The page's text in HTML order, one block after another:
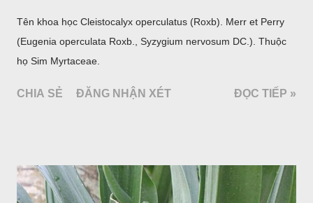
Tên khoa học Cleistocalyx operculatus (Roxb). Merr et Perry
(Eugenia operculata Roxb., Syzygium nervosum DC.). Thuộc
họ Sim Myrtaceae.
CHIA SẺ ĐĂNG NHẬN XÉT ĐỌC TIẾP »